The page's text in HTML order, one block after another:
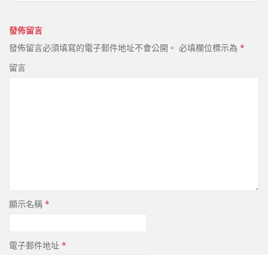
發佈留言
發佈留言必須填寫的電子郵件地址不會公開。 必填欄位標示為 *
留言
顯示名稱 *
電子郵件地址 *